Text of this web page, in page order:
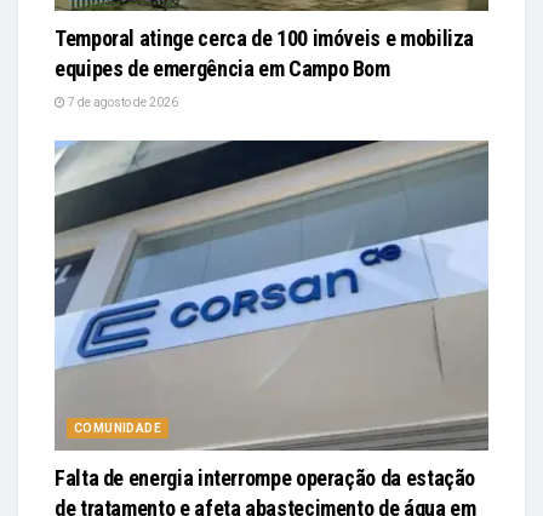
Temporal atinge cerca de 100 imóveis e mobiliza
equipes de emergência em Campo Bom
7 de agosto de 2026
COMUNIDADE
Falta de energia interrompe operação da estação
de tratamento e afeta abastecimento de água em